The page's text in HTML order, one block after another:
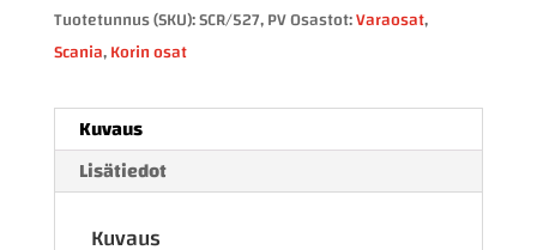
Tuotetunnus (SKU):SCR/527, PVOsastot:Varaosat,
Scania,Korin osat
Kuvaus
Lisätiedot
Kuvaus